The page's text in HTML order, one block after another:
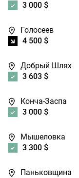
3 000 $
Голосеев
4 500 $
Добрый Шлях
3 603 $
Конча-Заспа
3 000 $
Мышеловка
3 300 $
Паньковщина